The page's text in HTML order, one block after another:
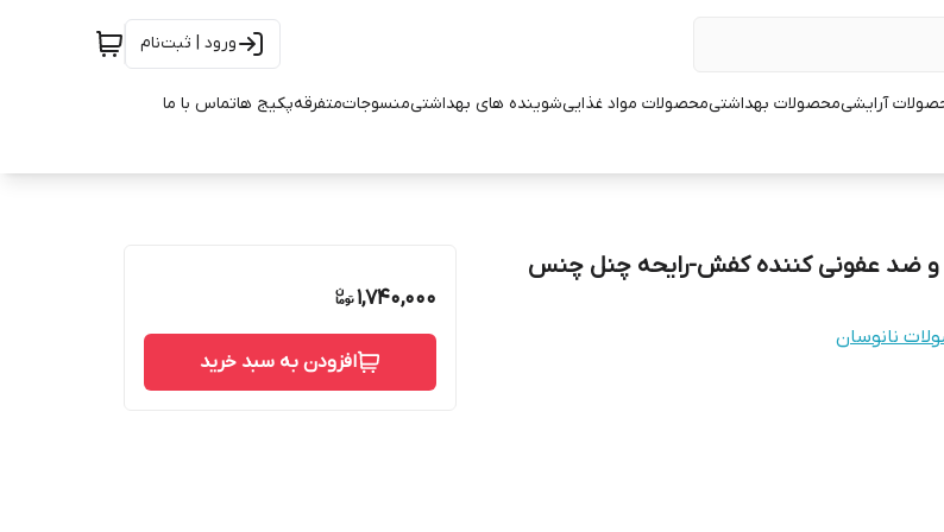
ورود | ثبت‌نام
آرایشیمحصولات بهداشتیمحصولات مواد غذاییشوینده های بهداشتیمنسوجاتمتفرقهپکیج هاتماس با ما
و ضد عفونی کننده کفش-رایحه چنل چنس
نانوسان
1,740,000
افزودن به سبد خرید